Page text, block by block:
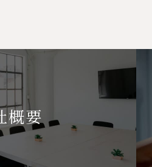
概要